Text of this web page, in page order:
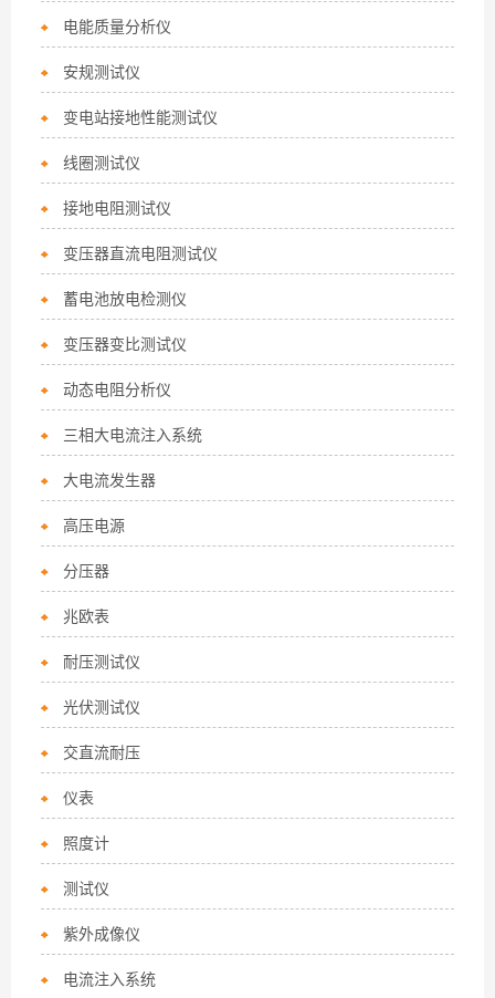
电能质量分析仪
安规测试仪
变电站接地性能测试仪
线圈测试仪
接地电阻测试仪
变压器直流电阻测试仪
蓄电池放电检测仪
变压器变比测试仪
动态电阻分析仪
三相大电流注入系统
大电流发生器
高压电源
分压器
兆欧表
耐压测试仪
光伏测试仪
交直流耐压
仪表
照度计
测试仪
紫外成像仪
电流注入系统